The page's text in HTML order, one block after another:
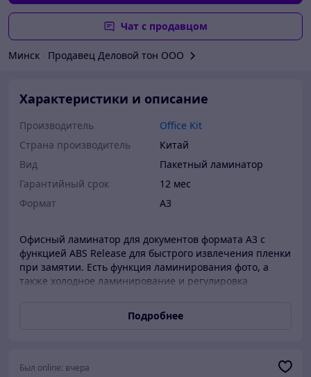
Чат с продавцом
Минск Продавец Деловой тон ООО
Характеристики и описание
Производитель
Office Kit
Страна производитель
Китай
Вид
Пакетный ламинатор
Гарантийный срок
12 мес
Формат
A3
Офисный ламинатор для документов формата А3 с
функцией ABS Release для быстрого извлечения пленки
при замятии. Есть функция ламинирования фото, а
также холодное ламинирование и регулировка
Office Kit Цвет товара: серебристый, черный
Регулировка температуры: есть Формат: A3 Время
Подробнее
Был online: вчера